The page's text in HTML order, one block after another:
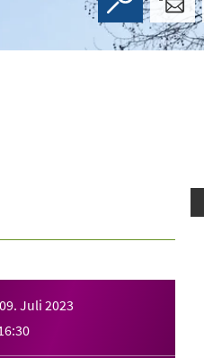
Juli 2023